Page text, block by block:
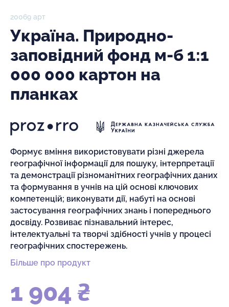
20069 арт
Україна. Природно-
заповідний фонд м-б 1:1
000 000 картон на
планках
Формує вміння використовувати різні джерела
географічної інформації для пошуку, інтерпретації
та демонстрації різноманітних географічних даних
та формування в учнів на цій основі ключових
компетенцій; виконувати дії, набуті на основі
застосування географічних знань і попереднього
досвіду. Розвиває пізнавальний інтерес,
інтелектуальні та творчі здібності учнів у процесі
географічних спостережень.
Більше про продукт
1 904 ₴